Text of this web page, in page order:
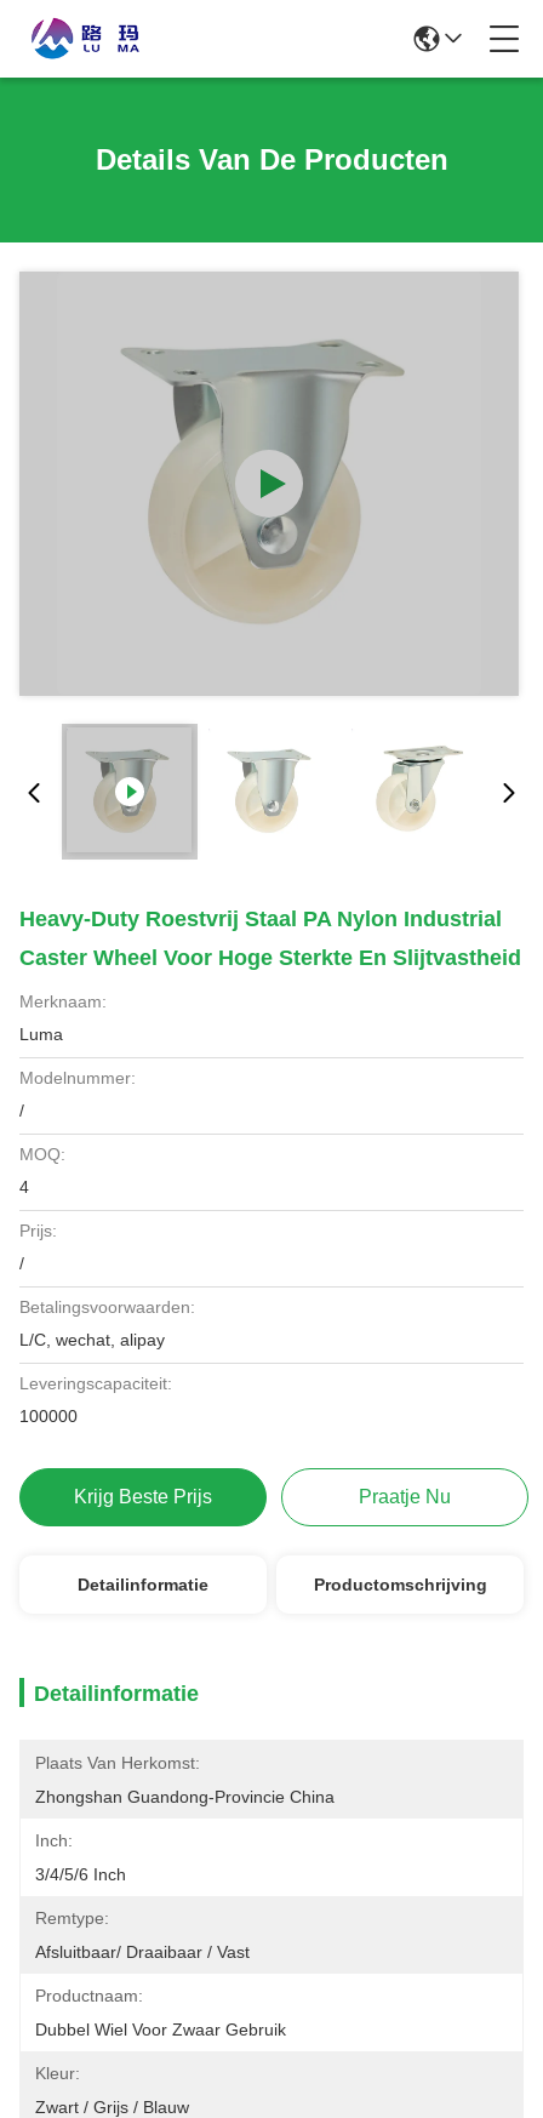
Details Van De Producten
Heavy-Duty Roestvrij Staal PA Nylon Industrial
Caster Wheel Voor Hoge Sterkte En Slijtvastheid
Merknaam:
Luma
Modelnummer:
/
MOQ:
4
Prijs:
/
Betalingsvoorwaarden:
L/C, wechat, alipay
Leveringscapaciteit:
100000
Krijg Beste Prijs Praatje Nu
Detailinformatie Productomschrijving
Detailinformatie
Plaats Van Herkomst:
Zhongshan Guandong-Provincie China
Inch:
3/4/5/6 Inch
Remtype:
Afsluitbaar/ Draaibaar / Vast
Productnaam:
Dubbel Wiel Voor Zwaar Gebruik
Kleur:
Zwart / Grijs / Blauw